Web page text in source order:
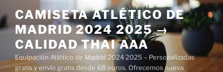
al
contenido
CAMISETA ATLÉTICO DE
MADRID 2024 2025 →
CALIDAD THAI AAA
Equipación Atlético de Madrid 2024 2025 – Personalizadas
gratis y envío gratis desde 68 euros. Ofrecemos nueva